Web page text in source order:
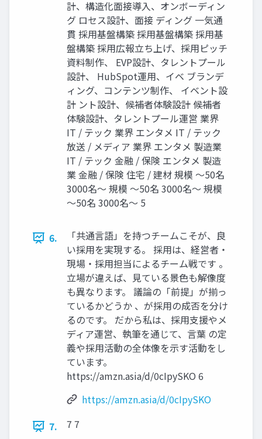
計、構造化面接導入、オンボーディン
グ ロセス設計、面接 ディング 一気通
貫 採用基盤構築 採用基盤構築 採用基
盤構築 採用広報立ち上げ、採用ピッチ
資料制作、 EVP設計、タレントプール
設計、 HubSpot運用、イベ ブランデ
ィング、コンテンツ制作、 イベント設
計 ント設計、候補者体験設計 候補者
体験設計、タレントプール運営 業界
IT / テック 業界 エンタメ IT / テック
放送 / メディア 業界 エンタメ 製造業
IT / テック 金融 / 保険 エンタメ 製造
業 金融 / 保険 住宅 / 建材 規模 〜50名
3000名〜 規模 〜50名 3000名〜 規模
〜50名 3000名〜 5
6.
「共通言語」を持つチームこそが、良
い採用を実現する。 採用は、経営者・
現場・採用担当によるチーム戦です 。
立場が違えば、見ている景色も解像度
も異なります。 議論の「前提」が揃っ
ているかどうか 、が採用の成否を分け
るのです。 だから私は、採用支援やメ
ディア運営、執筆を通じて、言葉 の定
義や採用活動の全体像を示す活動をし
ています。
https://amzn.asia/d/0cIpySKO 6
https://amzn.asia/d/0cIpySKO
7.
7 7